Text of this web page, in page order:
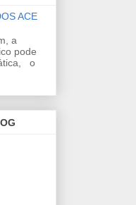
ACE
a
pode
o